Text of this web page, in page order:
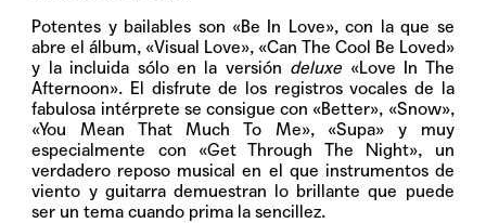
Potentes y bailables son «Be In Love», con la que se
abre el álbum, «Visual Love», «Can The Cool Be Loved»
y la incluida sólo en la versión deluxe «Love In The
Afternoon». El disfrute de los registros vocales de la
fabulosa intérprete se consigue con «Better», «Snow»,
«You Mean That Much To Me», «Supa» y muy
especialmente con «Get Through The Night», un
verdadero reposo musical en el que instrumentos de
viento y guitarra demuestran lo brillante que puede
ser un tema cuando prima la sencillez.